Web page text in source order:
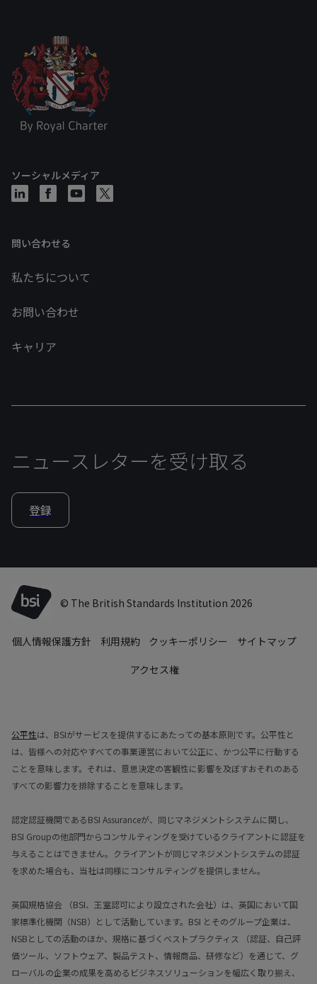
ソーシャルメディア
問い合わせる
私たちについて
お問い合わせ
キャリア
ニュースレターを受け取る
登録
© The British Standards Institution 2026
個人情報保護方針 利用規約 クッキーポリシー
サイトマップ
アクセス権
公平性は、BSIがサービスを提供するにあたっての基本原則です。公平性と
は、皆様への対応やすべての事業運営において公正に、かつ公平に行動する
ことを意味します。それは、意思決定の客観性に影響を及ぼすおそれのある
すべての影響力を排除することを意味します。
認定認証機関であるBSI Assuranceが、同じマネジメントシステムに関し、
BSI Groupの他部門からコンサルティングを受けているクライアントに認証を
与えることはできません。クライアントが同じマネジメントシステムの認証
を求めた場合も、当社は同様にコンサルティングを提供しません。
英国規格協会 （BSI、王室認可により設立された会社）は、英国において国
家標準化機関（NSB）として活動しています。BSI とそのグループ企業は、
NSBとしての活動のほか、規格に基づくベストプラクティス （認証、自己評
価ツール、ソフトウェア、製品テスト、情報商品、研修など）を通じて、グ
ローバルの企業の成果を高めるビジネスソリューションを幅広く取り揃え、